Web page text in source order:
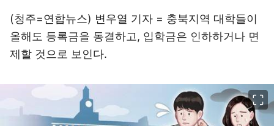
(청주=연합뉴스) 변우열 기자 = 충북지역 대학들이
올해도 등록금을 동결하고, 입학금은 인하하거나 면
제할 것으로 보인다.